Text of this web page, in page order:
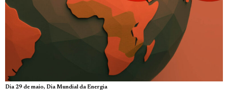
Dia 29 de maio, Dia Mundial da Energia